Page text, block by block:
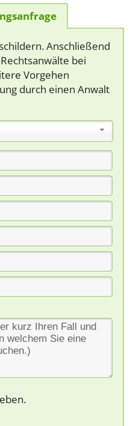
Anschließend
bei
Vorgehen
durch einen Anwalt